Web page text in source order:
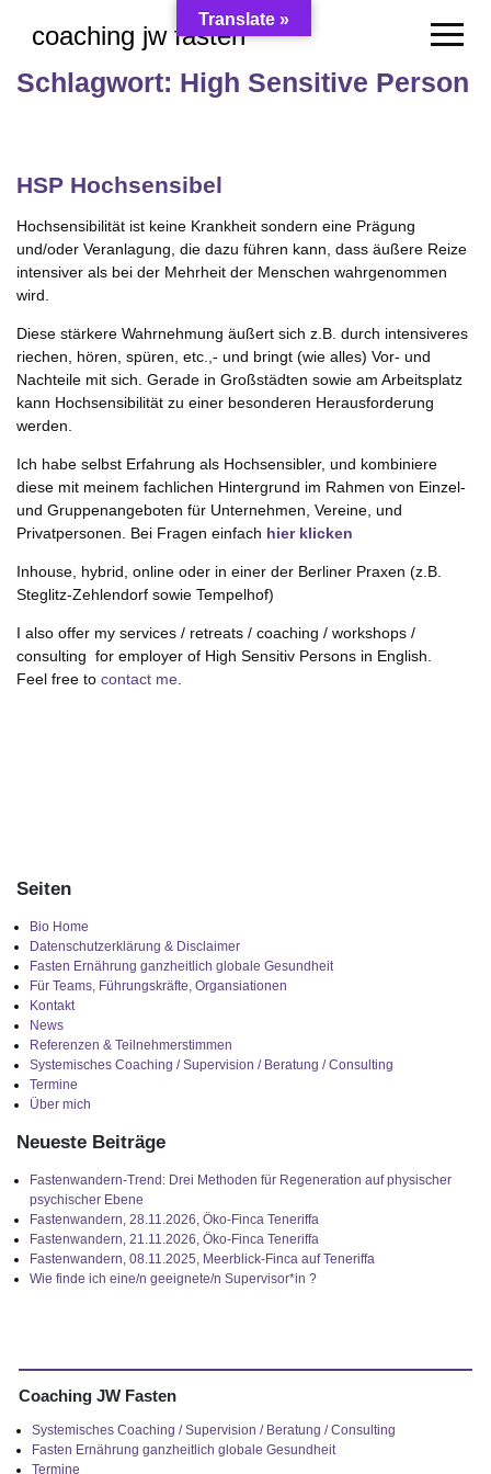
coaching jw fasten
Schlagwort: High Sensitive Person
HSP Hochsensibel
Hochsensibilität ist keine Krankheit sondern eine Prägung
und/oder Veranlagung, die dazu führen kann, dass äußere Reize
intensiver als bei der Mehrheit der Menschen wahrgenommen
wird.
Diese stärkere Wahrnehmung äußert sich z.B. durch intensiveres
riechen, hören, spüren, etc.,- und bringt (wie alles) Vor- und
Nachteile mit sich. Gerade in Großstädten sowie am Arbeitsplatz
kann Hochsensibilität zu einer besonderen Herausforderung
werden.
Ich habe selbst Erfahrung als Hochsensibler, und kombiniere
diese mit meinem fachlichen Hintergrund im Rahmen von Einzel-
und Gruppenangeboten für Unternehmen, Vereine, und
Privatpersonen. Bei Fragen einfach hier klicken
Inhouse, hybrid, online oder in einer der Berliner Praxen (z.B.
Steglitz-Zehlendorf sowie Tempelhof)
I also offer my services / retreats / coaching / workshops /
consulting for employer of High Sensitiv Persons in English.
Feel free to contact me
Seiten
Bio Home
Datenschutzerklärung & Disclaimer
Fasten Ernährung ganzheitlich globale Gesundheit
Für Teams, Führungskräfte, Organsiationen
Kontakt
News
Referenzen & Teilnehmerstimmen
Systemisches Coaching / Supervision / Beratung / Consulting
Termine
Über mich
Neueste Beiträge
Fastenwandern-Trend: Drei Methoden für Regeneration auf physischer
psychischer Ebene
Fastenwandern, 28.11.2026, Öko-Finca Teneriffa
Fastenwandern, 21.11.2026, Öko-Finca Teneriffa
Fastenwandern, 08.11.2025, Meerblick-Finca auf Teneriffa
Wie finde ich eine/n geeignete/n Supervisor*in ?
Coaching JW Fasten
Systemisches Coaching / Supervision / Beratung / Consulting
Fasten Ernährung ganzheitlich globale Gesundheit
Termine
Translate »